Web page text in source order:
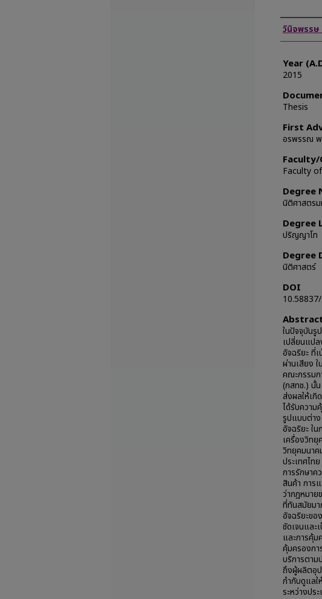
Author
วินิจพรรษ
Year
2015
Thesis
First
อรพรรณ
Faculty/
Faculty
Degree
นิติศาสตร
Degree
ปริญญาโท
Degree
นิติศาสตร์
DOI
ในปัจจุบัน
เปลี่ยนแป
อัจฉริยะ ที่
ผ่านเสียง
คณะกรรมก
(กสทช.) นั้
ส่งผลให้เ
ได้รับความ
รูปแบบต่า
อัจฉริยะ ใ
เครื่องวิทยุ
วิทยุคมนาค
ประเทศไท
การรักษาค
สินค้า การ
ว่ากฎหมา
ที่ทันสมัยม
อัจฉริยะขอ
ชัดเจนและ
และการคุ้
คุ้มครองกา
บริการตาม
ถึงผู้ผลิตอุ
กำกับดูแลใ
ระหว่างปร